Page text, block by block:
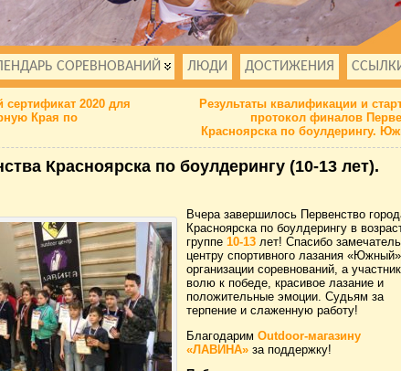
СОРЕВНОВАНИЙ ЛЮДИ ДОСТИЖЕНИЯ
2020 для
Края по
Результаты квалификации и
протокол финалов
Красноярска по боулдерингу.
Красноярска по боулдерингу (10-13 лет).
Вчера завершилось Первенство
Красноярска по боулдерингу в
группе 10-13 лет! Спасибо
центру спортивного лазания
организации соревнований, а
волю к победе, красивое лазание и
положительные эмоции. Судьям за
терпение и слаженную работу!
Благодарим Outdoor-магазину
«ЛАВИНА» за поддержку!